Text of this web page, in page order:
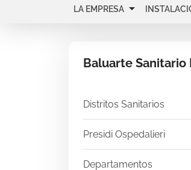
LA EMPRESA arrow_drop_down
Baluarte Sanitario
Distritos Sanitarios
Presidi Ospedalieri
Departamentos